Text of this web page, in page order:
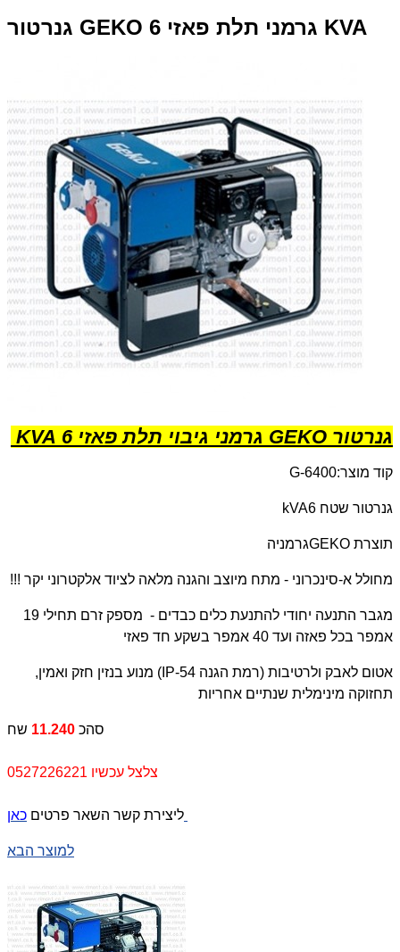
גנרטור GEKO גרמני תלת פאזי 6 KVA
גנרטור GEKO גרמני גיבוי תלת פאזי 6 KVA
קוד מוצר:G-6400
גנרטור שטח 6 kVA
תוצרת GEKOגרמניה
מחולל א-סינכרוני - מתח מיוצב והגנה מלאה לציוד אלקטרוני יקר !!!
מגבר התנעה יחודי להתנעת כלים כבדים - מספק זרם תחילי 19
אמפר בכל פאזה ועד 40 אמפר בשקע חד פאזי
אטום לאבק ולרטיבות (רמת הגנה IP-54 ) מנוע בנזין חזק ואמין,
תחזוקה מינימלית שנתיים אחריות
סהכ 11.240 שח
צלצל עכשיו 0527226221
ליצירת קשר השאר פרטים
למוצר הבא